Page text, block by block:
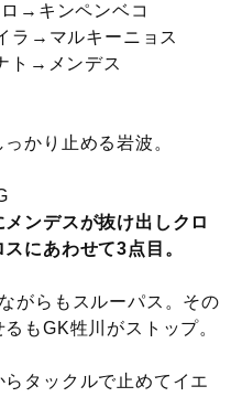
ロ→キンペンベコ
ラ→マルキーニョス
ト→メンデス
かり止める岩波。
ンデスが抜け出しクロ
にあわせて3点目。
がらもスルーパス。その
もGK牲川がストップ。
タックルで止めてイエ